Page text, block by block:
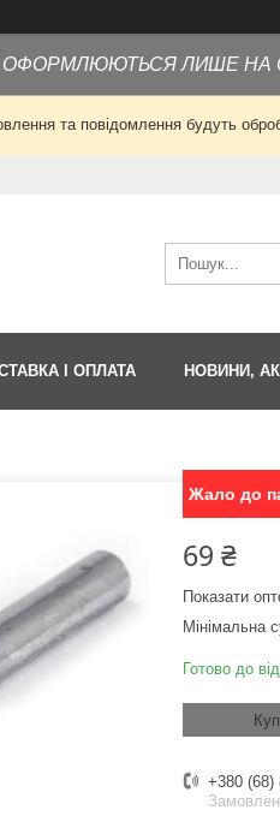
ЛИШЕ НА
та повідомлення будуть
І ОПЛАТА НОВИНИ,
Жало до
69 ₴
Показати
Мінімальна
Готово до
+380 (68)